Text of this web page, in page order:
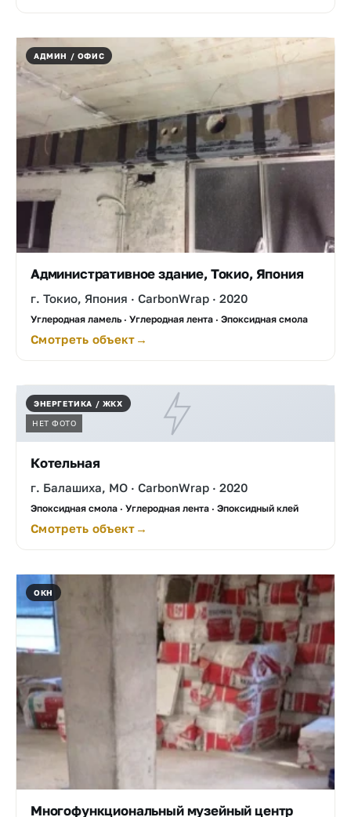
АДМИН / ОФИС
Административное здание, Токио, Япония
г. Токио, Япония · CarbonWrap · 2020
Углеродная ламель · Углеродная лента · Эпоксидная смола
Смотреть объект
ЭНЕРГЕТИКА / ЖКХ
НЕТ ФОТО
Котельная
г. Балашиха, МО · CarbonWrap · 2020
Эпоксидная смола · Углеродная лента · Эпоксидный клей
Смотреть объект
ОКН
Многофункциональный музейный центр